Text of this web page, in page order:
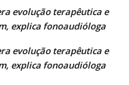
evolução terapêutica e
explica fonoaudióloga
evolução terapêutica e
explica fonoaudióloga